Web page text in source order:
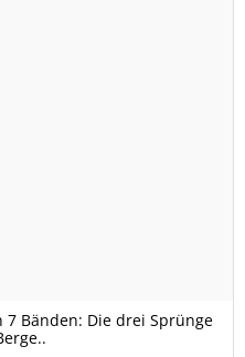
Bänden: Die drei Sprünge